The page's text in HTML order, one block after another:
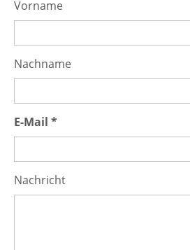
Vorname
Nachname
E-Mail *
Nachricht